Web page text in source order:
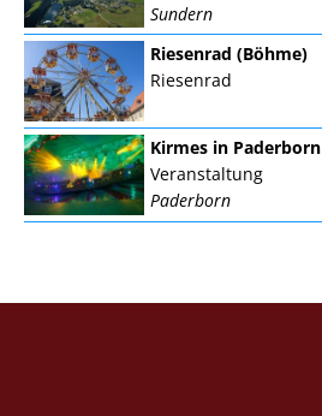
Sundern
Riesenrad (Böhme)
Riesenrad
Kirmes in Paderborn
Veranstaltung
Paderborn